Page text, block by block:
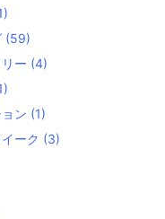
(59)
ー (4)
ン (1)
ーク (3)